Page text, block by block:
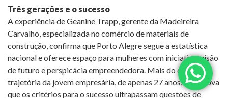
Três gerações e o sucesso
A experiência de Geanine Trapp, gerente da Madeireira
Carvalho, especializada no comércio de materiais de
construção, confirma que Porto Alegre segue a estatística
nacional e oferece espaço para mulheres com iniciativa, visão
de futuro e perspicácia empreendedora. Mais do que isso, a
trajetória da jovem empresária, de apenas 27 anos, comprova
que os critérios para o sucesso ultrapassam questões de